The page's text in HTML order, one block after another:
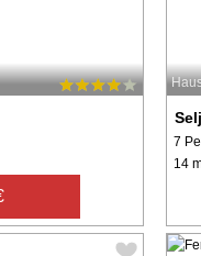
7
14